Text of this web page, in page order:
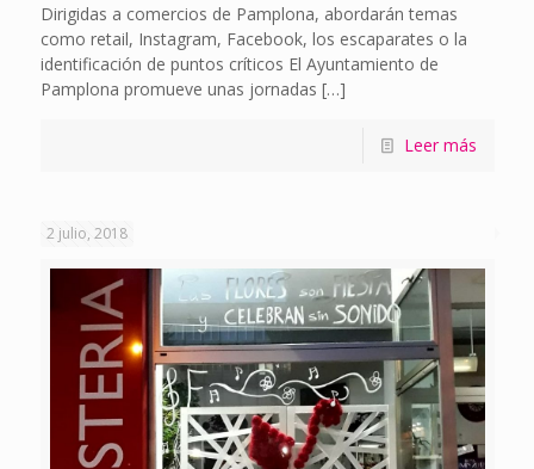
Dirigidas a comercios de Pamplona, abordarán temas
como retail, Instagram, Facebook, los escaparates o la
identificación de puntos críticos El Ayuntamiento de
Pamplona promueve unas jornadas […]
Leer más
2 julio, 2018